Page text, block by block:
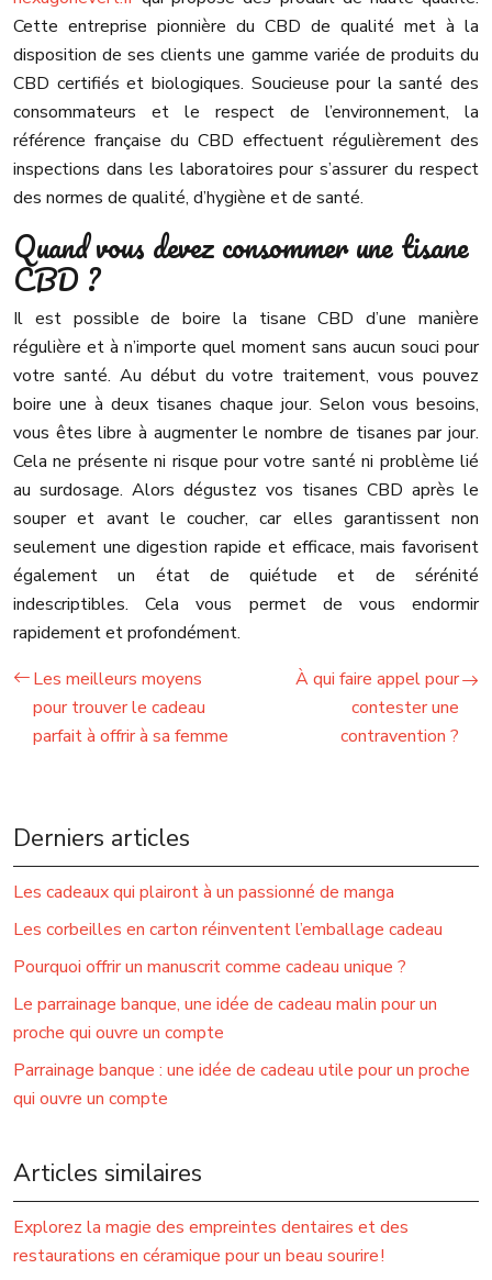
Cette entreprise pionnière du CBD de qualité met à la
disposition de ses clients une gamme variée de produits du
CBD certifiés et biologiques. Soucieuse pour la santé des
consommateurs et le respect de l’environnement, la
référence française du CBD effectuent régulièrement des
inspections dans les laboratoires pour s’assurer du respect
des normes de qualité, d’hygiène et de santé.
Quand vous devez consommer une tisane
CBD ?
Il est possible de boire la tisane CBD d’une manière
régulière et à n’importe quel moment sans aucun souci pour
votre santé. Au début du votre traitement, vous pouvez
boire une à deux tisanes chaque jour. Selon vous besoins,
vous êtes libre à augmenter le nombre de tisanes par jour.
Cela ne présente ni risque pour votre santé ni problème lié
au surdosage. Alors dégustez vos tisanes CBD après le
souper et avant le coucher, car elles garantissent non
seulement une digestion rapide et efficace, mais favorisent
également un état de quiétude et de sérénité
indescriptibles. Cela vous permet de vous endormir
rapidement et profondément.
Les meilleurs moyens
pour trouver le cadeau
parfait à offrir à sa femme
À qui faire appel pour
contester une
contravention ?
Derniers articles
Les cadeaux qui plairont à un passionné de manga
Les corbeilles en carton réinventent l’emballage cadeau
Pourquoi offrir un manuscrit comme cadeau unique ?
Le parrainage banque, une idée de cadeau malin pour un
proche qui ouvre un compte
Parrainage banque : une idée de cadeau utile pour un proche
qui ouvre un compte
Articles similaires
Explorez la magie des empreintes dentaires et des
restaurations en céramique pour un beau sourire !